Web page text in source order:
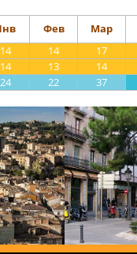
Фев Мар
14 14 17
14 13 14
24 22 37